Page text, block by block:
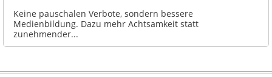
Keine pauschalen Verbote, sondern bessere
Medienbildung. Dazu mehr Achtsamkeit statt
zunehmender...